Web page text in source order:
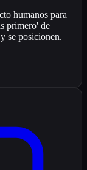
humanos para
primero' de
se posicionen.